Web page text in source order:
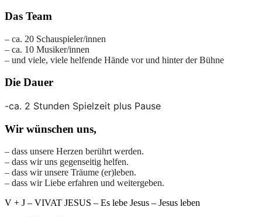
Das Team
– ca. 20 Schauspieler/innen
– ca. 10 Musiker/innen
– und viele, viele helfende Hände vor und hinter der Bühne
Die Dauer
-ca. 2 Stunden Spielzeit plus Pause
Wir wünschen uns,
– dass unsere Herzen berührt werden.
– dass wir uns gegenseitig helfen.
– dass wir unsere Träume (er)leben.
– dass wir Liebe erfahren und weitergeben.
V + J – VIVAT JESUS – Es lebe Jesus – Jesus leben